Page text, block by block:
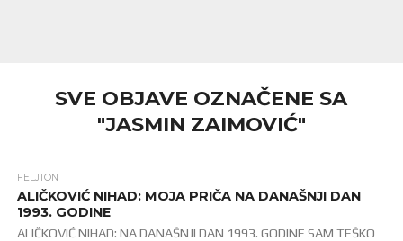
SVE OBJAVE OZNAČENE SA
"JASMIN ZAIMOVIĆ"
FELJTON
ALIČKOVIĆ NIHAD: MOJA PRIČA NA DANAŠNJI DAN
1993. GODINE
ALIČKOVIĆ NIHAD: NA DANAŠNJI DAN 1993. GODINE SAM TEŠKO